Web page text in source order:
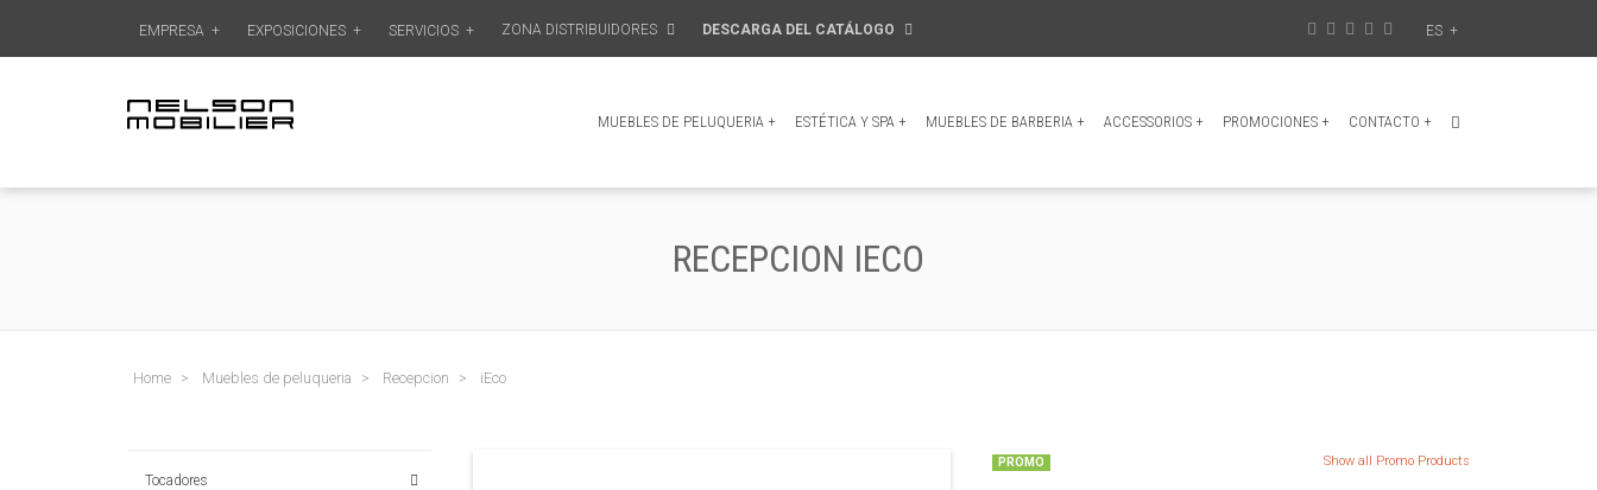
EMPRESA + EXPOSICIONES + SERVICIOS + ZONA DISTRIBUIDORES DESCARGA DEL CATÁLOGO ES +
MUEBLES DE PELUQUERIA + ESTÉTICA Y SPA + MUEBLES DE BARBERIA + ACCESSORIOS + PROMOCIONES + CONTACTO +
RECEPCION IECO
Home Muebles de peluqueria Recepcion iEco
Tocadores
PROMO Show all Promo Products